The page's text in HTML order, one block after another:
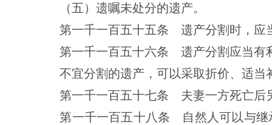
（五）遗嘱未处分的遗产。
第一千一百五十五条 遗产分割时，应
第一千一百五十六条 遗产分割应当有
不宜分割的遗产，可以采取折价、适
第一千一百五十七条 夫妻一方死亡后
第一千一百五十八条 自然人可以与继